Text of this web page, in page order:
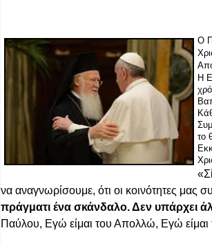
Ο
Η
το
να αναγνωρίσουμε, ότι οι κοινότητες μας
πράγματι ένα σκάνδαλο. Δεν υπάρχει
Παύλου, Εγώ είμαι του Απολλώ, Εγώ